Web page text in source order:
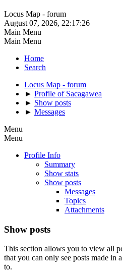
Locus Map - forum
August 07, 2026, 22:17:26
Main Menu
Main Menu
Home
Search
Locus Map - forum
► Profile of Sacagawea
► Show posts
► Messages
Menu
Menu
Profile Info
Summary
Show stats
Show posts
Messages
Topics
Attachments
Show posts
This section allows you to view all
that you can only see posts made in
to.